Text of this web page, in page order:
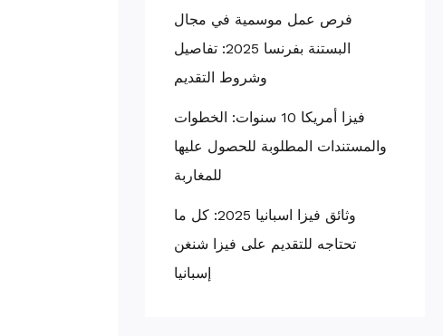
فرص عمل موسمية في مجال
البستنة بفرنسا 2025: تفاصيل
وشروط التقديم
فيزا أمريكا 10 سنوات: الخطوات
والمستندات المطلوبة للحصول عليها
للمغاربة
وثائق فيزا اسبانيا 2025: كل ما
تحتاجه للتقديم على فيزا شنغن
إسبانيا